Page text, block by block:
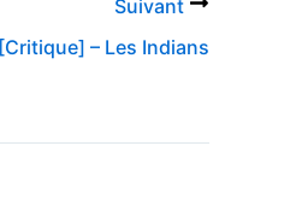
Suivant
[Critique] – Les Indians